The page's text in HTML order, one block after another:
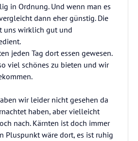
in Ordnung. Und wenn man es
dann eher günstig. Die
uns wirklich gut und
jeden Tag dort essen gewesen.
viel schönes zu bieten und wir
wir leider nicht gesehen da
haben, aber vielleicht
nach. Kärnten ist doch immer
Pluspunkt wäre dort, es ist ruhig